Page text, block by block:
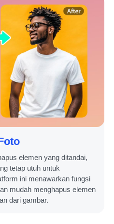
elemen yang ditandai,
tetap utuh untuk
ini menawarkan fungsi
mudah menghapus elemen
dari gambar.